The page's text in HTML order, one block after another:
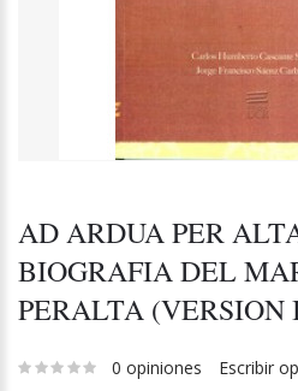
AD ARDUA PER
BIOGRAFIA DEL
PERALTA (VERSION
0 opiniones Escribir